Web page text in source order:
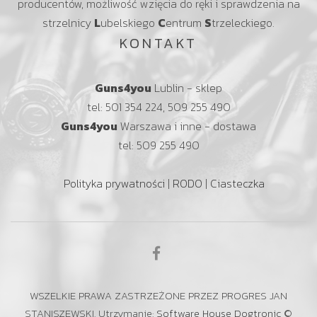
producentów, możliwość wzięcia do ręki i sprawdzenia na
strzelnicy Lubelskiego Centrum Strzeleckiego.
KONTAKT
Guns4you Lublin - sklep
tel: 501 354 224, 509 255 490
Guns4you Warszawa i inne - dostawa
tel: 509 255 490
Polityka prywatności | RODO | Ciasteczka
WSZELKIE PRAWA ZASTRZEŻONE PRZEZ PROGRES JAN
STANISZEWSKI. Utrzymanie: Software House Dogtronic ©